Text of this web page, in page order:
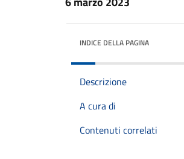
INDICE DELLA PAGINA
Descrizione
A cura di
Contenuti correlati